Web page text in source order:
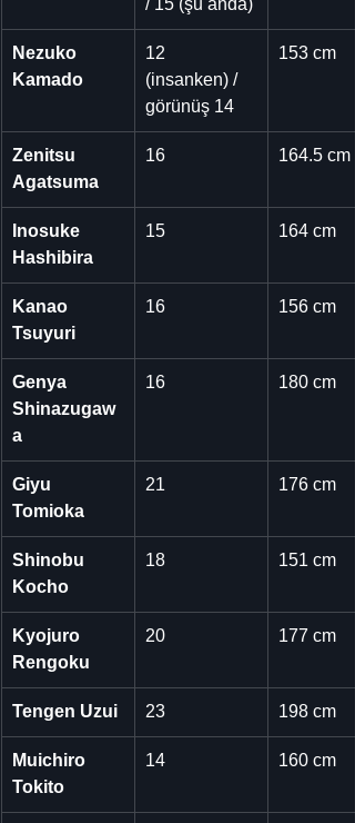
/ 15 (şu anda)
Nezuko
Kamado
12
(insanken) /
görünüş 14
153 cm
Zenitsu
Agatsuma
16 164.5 cm
Inosuke
Hashibira
15 164 cm
Kanao
Tsuyuri
16 156 cm
Genya
Shinazugaw
a
16 180 cm
Giyu
Tomioka
21 176 cm
Shinobu
Kocho
18 151 cm
Kyojuro
Rengoku
20 177 cm
Tengen Uzui 23 198 cm
Muichiro
Tokito
14 160 cm